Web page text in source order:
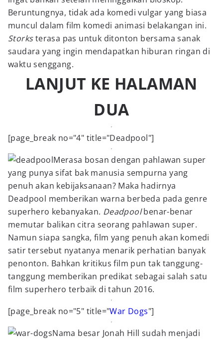
Beruntungnya, tidak ada komedi vulgar yang biasa
muncul dalam film komedi animasi belakangan ini.
Storksterasa pas untuk ditonton bersama sanak
saudara yang ingin mendapatkan hiburan ringan di
waktu senggang.
LANJUT KE HALAMAN
DUA
[page_break no="4" title="Deadpool"]
Merasa bosan dengan pahlawan super
yang punya sifat bak manusia sempurna yang
penuh akan kebijaksanaan? Maka hadirnya
Deadpool memberikan warna berbeda pada genre
superhero kebanyakan. Deadpoolbenar-benar
memutar balikan citra seorang pahlawan super.
Namun siapa sangka, film yang penuh akan komedi
satir tersebut nyatanya menarik perhatian banyak
penonton. Bahkan kritikus film pun tak tanggung-
tanggung memberikan predikat sebagai salah satu
film superhero terbaik di tahun 2016.
[page_break no="5" title="War Dogs"]
Nama besar Jonah Hill sudah menjadi